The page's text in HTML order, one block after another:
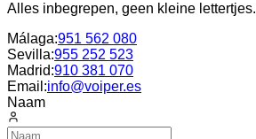
Alles inbegrepen, geen kleine lettertjes.
Málaga:951 562 080
Sevilla:955 252 523
Madrid:910 381 070
Email:info@voiper.es
Naam